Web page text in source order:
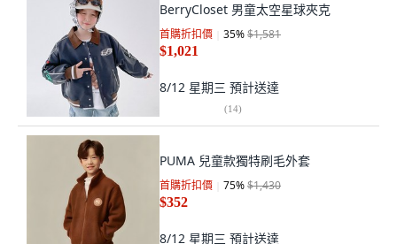
BerryCloset 男童太空星球夾克
首購折扣價 35%$1,581
$1,021
8/12 星期三 預計送達
(14)
PUMA 兒童款獨特刷毛外套
首購折扣價 75%$1,430
$352
8/12 星期三 預計送達